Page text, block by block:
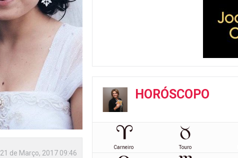
21 de Março, 2017 09:46
HORÓSCOPO
Carneiro Touro